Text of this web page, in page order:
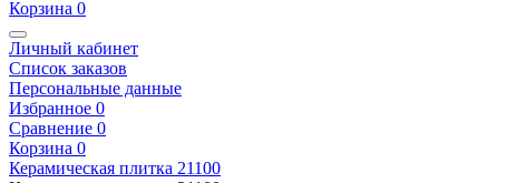
Корзина 0
Личный кабинет
Список заказов
Персональные данные
Избранное 0
Сравнение 0
Корзина 0
Керамическая плитка 21100